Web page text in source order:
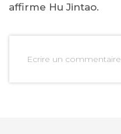
affirme Hu Jintao.
Ecrire un commentaire